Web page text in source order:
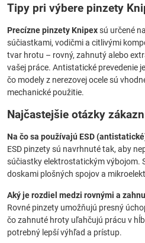
Tipy pri výbere pinzety
Precízne pinzety Knipexsú určené
súčiastkami, vodičmi a citlivými
tvar hrotu – rovný, zahnutý alebo
vašej práce. Antistatické prevedenie
čo modely z nerezovej ocele sú
mechanické použitie.
Najčastejšie otázky
Na čo sa používajú ESD
ESD pinzety sú navrhnuté tak, aby
súčiastky elektrostatickým výbojom.
doskami plošných spojov a
Aký je rozdiel medzi rovnými a
Rovné pinzety umožňujú presný
čo zahnuté hroty uľahčujú prácu v
potrebný lepší výhľad a prístup.